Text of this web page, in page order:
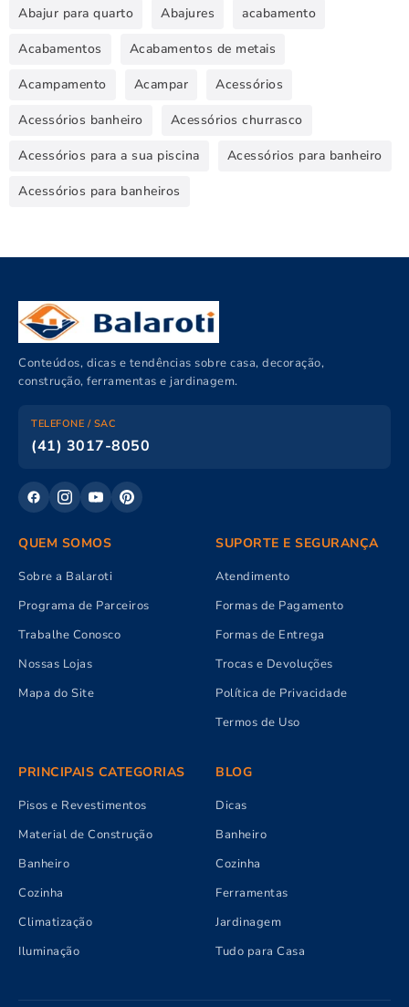
Abajur para quarto Abajures acabamento
Acabamentos Acabamentos de metais
Acampamento Acampar Acessórios
Acessórios banheiro Acessórios churrasco
Acessórios para a sua piscina Acessórios para banheiro
Acessórios para banheiros
Conteúdos, dicas e tendências sobre casa, decoração,
construção, ferramentas e jardinagem.
TELEFONE / SAC
(41) 3017-8050
QUEM SOMOS
Sobre a Balaroti
Programa de Parceiros
Trabalhe Conosco
Nossas Lojas
Mapa do Site
SUPORTE E SEGURANÇA
Atendimento
Formas de Pagamento
Formas de Entrega
Trocas e Devoluções
Política de Privacidade
Termos de Uso
PRINCIPAIS CATEGORIAS
Pisos e Revestimentos
Material de Construção
Banheiro
Cozinha
Climatização
Iluminação
BLOG
Dicas
Banheiro
Cozinha
Ferramentas
Jardinagem
Tudo para Casa